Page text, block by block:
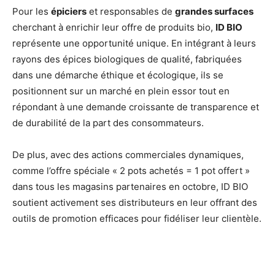
Pour les épiciers et responsables de grandes surfaces
cherchant à enrichir leur offre de produits bio, ID BIO
représente une opportunité unique. En intégrant à leurs
rayons des épices biologiques de qualité, fabriquées
dans une démarche éthique et écologique, ils se
positionnent sur un marché en plein essor tout en
répondant à une demande croissante de transparence et
de durabilité de la part des consommateurs.
De plus, avec des actions commerciales dynamiques,
comme l’offre spéciale « 2 pots achetés = 1 pot offert »
dans tous les magasins partenaires en octobre, ID BIO
soutient activement ses distributeurs en leur offrant des
outils de promotion efficaces pour fidéliser leur clientèle.